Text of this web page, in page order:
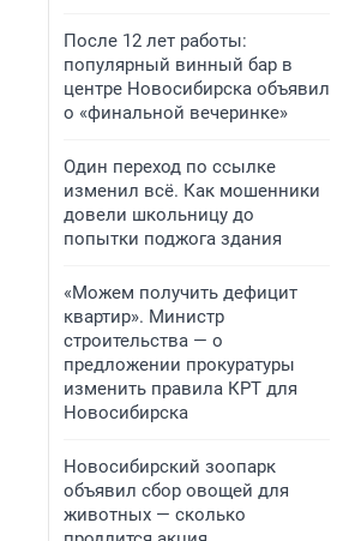
После 12 лет работы:
популярный винный бар в
центре Новосибирска объявил
о «финальной вечеринке»
Один переход по ссылке
изменил всё. Как мошенники
довели школьницу до
попытки поджога здания
«Можем получить дефицит
квартир». Министр
строительства — о
предложении прокуратуры
изменить правила КРТ для
Новосибирска
Новосибирский зоопарк
объявил сбор овощей для
животных — сколько